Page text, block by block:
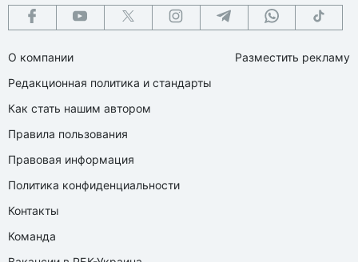
О компании
Редакционная политика и стандарты
Как стать нашим автором
Правила пользования
Правовая информация
Политика конфиденциальности
Контакты
Команда
Разместить рекламу